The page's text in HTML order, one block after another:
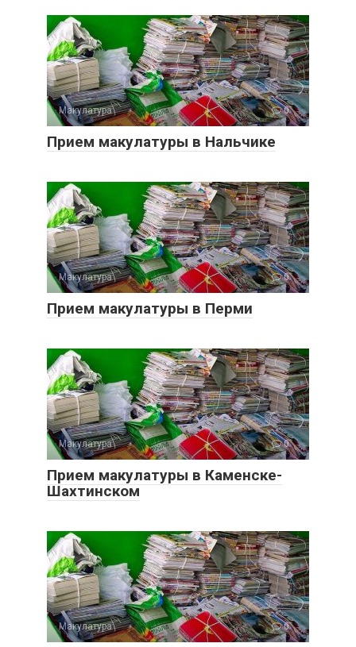
Макулатура 0
Прием макулатуры в Нальчике
Макулатура 0
Прием макулатуры в Перми
Макулатура 0
Прием макулатуры в Каменске-
Шахтинском
Макулатура 0